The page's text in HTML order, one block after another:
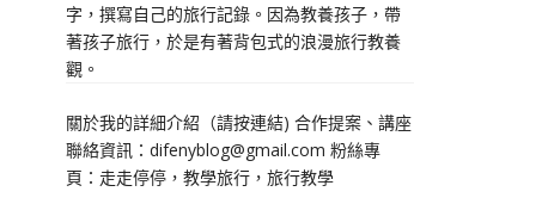
字，撰寫自己的旅行記錄。因為教養孩子，帶
著孩子旅行，於是有著背包式的浪漫旅行教養
觀。
關於我的詳細介紹（請按連結) 合作提案、講座
聯絡資訊：difenyblog@gmail.com 粉絲專
頁：走走停停，教學旅行，旅行教學